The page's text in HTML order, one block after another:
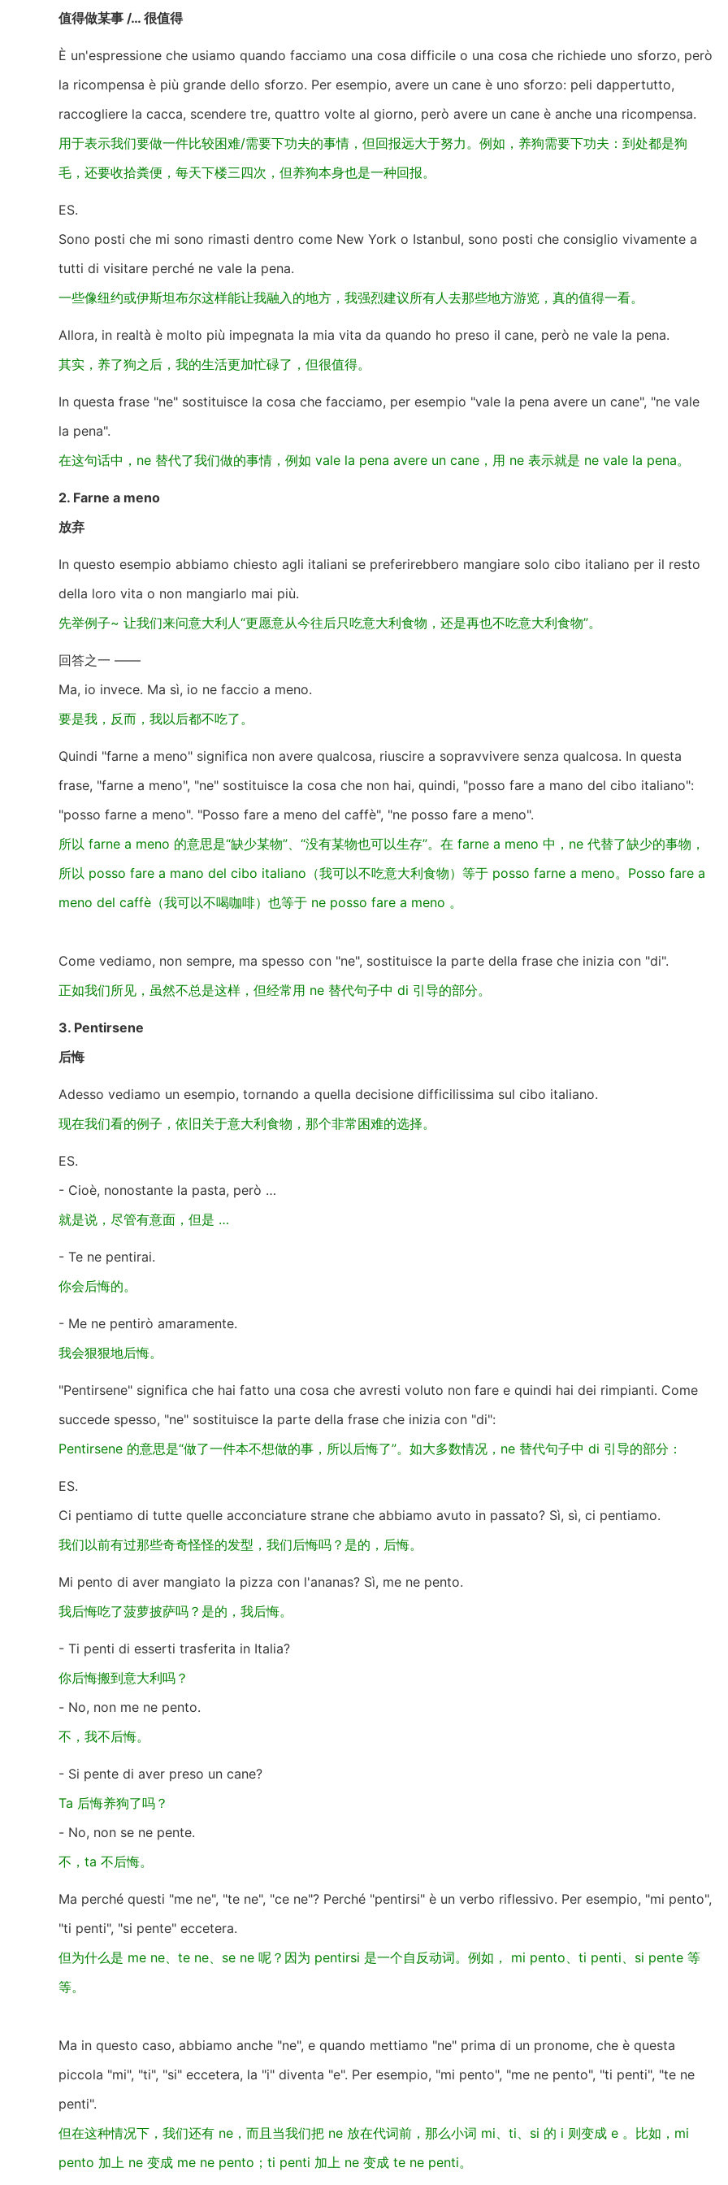
值得做某事 /… 很值得
È un'espressione che usiamo quando facciamo una cosa difficile o una cosa che richiede uno sforzo, però
la ricompensa è più grande dello sforzo. Per esempio, avere un cane è uno sforzo: peli dappertutto,
raccogliere la cacca, scendere tre, quattro volte al giorno, però avere un cane è anche una ricompensa.
用于表示我们要做一件比较困难/需要下功夫的事情，但回报远大于努力。例如，养狗需要下功夫：到处都是狗
毛，还要收拾粪便，每天下楼三四次，但养狗本身也是一种回报。
ES.
Sono posti che mi sono rimasti dentro come New York o Istanbul, sono posti che consiglio vivamente a
tutti di visitare perché ne vale la pena.
一些像纽约或伊斯坦布尔这样能让我融入的地方，我强烈建议所有人去那些地方游览，真的值得一看。
Allora, in realtà è molto più impegnata la mia vita da quando ho preso il cane, però ne vale la pena.
其实，养了狗之后，我的生活更加忙碌了，但很值得。
In questa frase "ne" sostituisce la cosa che facciamo, per esempio "vale la pena avere un cane", "ne vale
la pena".
在这句话中，ne 替代了我们做的事情，例如 vale la pena avere un cane，用 ne 表示就是 ne vale la pena。
2. Farne a meno
放弃
In questo esempio abbiamo chiesto agli italiani se preferirebbero mangiare solo cibo italiano per il resto
della loro vita o non mangiarlo mai più.
先举例子~ 让我们来问意大利人“更愿意从今往后只吃意大利食物，还是再也不吃意大利食物”。
回答之一 ——
Ma, io invece. Ma sì, io ne faccio a meno.
要是我，反而，我以后都不吃了。
Quindi "farne a meno" significa non avere qualcosa, riuscire a sopravvivere senza qualcosa. In questa
frase, "farne a meno", "ne" sostituisce la cosa che non hai, quindi, "posso fare a mano del cibo italiano":
"posso farne a meno". "Posso fare a meno del caffè", "ne posso fare a meno".
所以 farne a meno 的意思是“缺少某物”、“没有某物也可以生存”。在 farne a meno 中，ne 代替了缺少的事物，
所以 posso fare a mano del cibo italiano（我可以不吃意大利食物）等于 posso farne a meno。Posso fare a
meno del caffè（我可以不喝咖啡）也等于 ne posso fare a meno 。
Come vediamo, non sempre, ma spesso con "ne", sostituisce la parte della frase che inizia con "di".
正如我们所见，虽然不总是这样，但经常用 ne 替代句子中 di 引导的部分。
3. Pentirsene
后悔
Adesso vediamo un esempio, tornando a quella decisione difficilissima sul cibo italiano.
现在我们看的例子，依旧关于意大利食物，那个非常困难的选择。
ES.
- Cioè, nonostante la pasta, però …
就是说，尽管有意面，但是 …
- Te ne pentirai.
你会后悔的。
- Me ne pentirò amaramente.
我会狠狠地后悔。
"Pentirsene" significa che hai fatto una cosa che avresti voluto non fare e quindi hai dei rimpianti. Come
succede spesso, "ne" sostituisce la parte della frase che inizia con "di":
Pentirsene 的意思是“做了一件本不想做的事，所以后悔了”。如大多数情况，ne 替代句子中 di 引导的部分：
ES.
Ci pentiamo di tutte quelle acconciature strane che abbiamo avuto in passato? Sì, sì, ci pentiamo.
我们以前有过那些奇奇怪怪的发型，我们后悔吗？是的，后悔。
Mi pento di aver mangiato la pizza con l'ananas? Sì, me ne pento.
我后悔吃了菠萝披萨吗？是的，我后悔。
- Ti penti di esserti trasferita in Italia?
你后悔搬到意大利吗？
- No, non me ne pento.
不，我不后悔。
- Si pente di aver preso un cane?
Ta 后悔养狗了吗？
- No, non se ne pente.
不，ta 不后悔。
Ma perché questi "me ne", "te ne", "ce ne"? Perché "pentirsi" è un verbo riflessivo. Per esempio, "mi pento",
"ti penti", "si pente" eccetera.
但为什么是 me ne、te ne、se ne 呢？因为 pentirsi 是一个自反动词。例如， mi pento、ti penti、si pente 等
等。
Ma in questo caso, abbiamo anche "ne", e quando mettiamo "ne" prima di un pronome, che è questa
piccola "mi", "ti", "si" eccetera, la "i" diventa "e". Per esempio, "mi pento", "me ne pento", "ti penti", "te ne
penti".
但在这种情况下，我们还有 ne，而且当我们把 ne 放在代词前，那么小词 mi、ti、si 的 i 则变成 e 。比如，mi
pento 加上 ne 变成 me ne pento；ti penti 加上 ne 变成 te ne penti。